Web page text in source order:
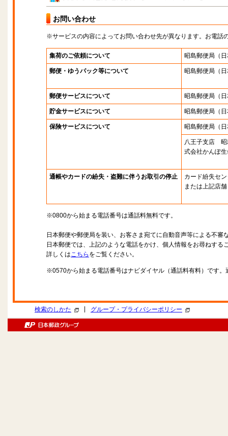
お問い合わせ
※サービスの内容によってお問い合わせ先が異なります。お電話
集荷のご依頼について 昭島郵便局 （
郵便・ゆうパック等について 昭島郵便局 （
郵便サービスについて 昭島郵便局 （
貯金サービスについて 昭島郵便局 （
保険サービスについて 昭島郵便局 （
八王子支店 昭
式会社かんぽ
通帳やカードの紛失・盗難に伴うお取引の停止
カード紛失セ
または上記店舗
※0800から始まる電話番号は通話料無料です。
日本郵便や郵便局を装い、お客さま宛てに自動音声等による不審
日本郵便では、上記のような電話をかけ、個人情報をお尋ねする
詳しくはこちら をご覧ください。
※0570から始まる電話番号はナビダイヤル（通話料有料）です
検索のしかた グループ・プライバシーポリシー